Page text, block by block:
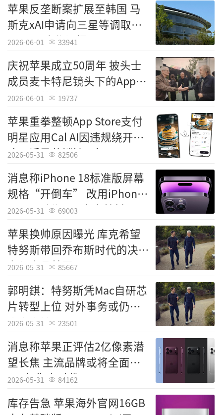
苹果反垄断案扩展至韩国 马
斯克xAI申请向三星等调取
OpenAI合作证据
2026-06-01 33941
庆祝苹果成立50周年 披头士
成员麦卡特尼镜头下的Apple
Park惊艳亮相
2026-06-01 19737
苹果重拳整顿App Store支付
明星应用Cal AI因违规绕开内
购及诱导营销被下架
2026-05-31 82506
消息称iPhone 18标准版屏幕
规格“开倒车” 改用iPhone
14 Pro时代M12发光基材
2026-05-31 69003
苹果换帅原因曝光 库克希望
特努斯带回乔布斯时代的决断
力与产品基因
2026-05-31 85667
郭明錤：特努斯凭Mac自研芯
片转型上位 对外事务或仍需
库克坐镇
2026-05-31 23501
消息称苹果正评估2亿像素潜
望长焦 主流品牌或将全面进
入2亿像素时代
2026-05-31 84162
库存告急 苹果海外官网16GB